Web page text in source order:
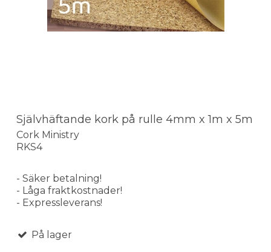
Självhäftande kork på rulle 4mm x 1m x 5m
Cork Ministry
RKS4
- Säker betalning!
- Låga fraktkostnader!
- Expressleverans!
På lager